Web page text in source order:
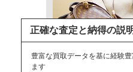
正確な査定と納得の説
豊富な買取データを基に経験
ます